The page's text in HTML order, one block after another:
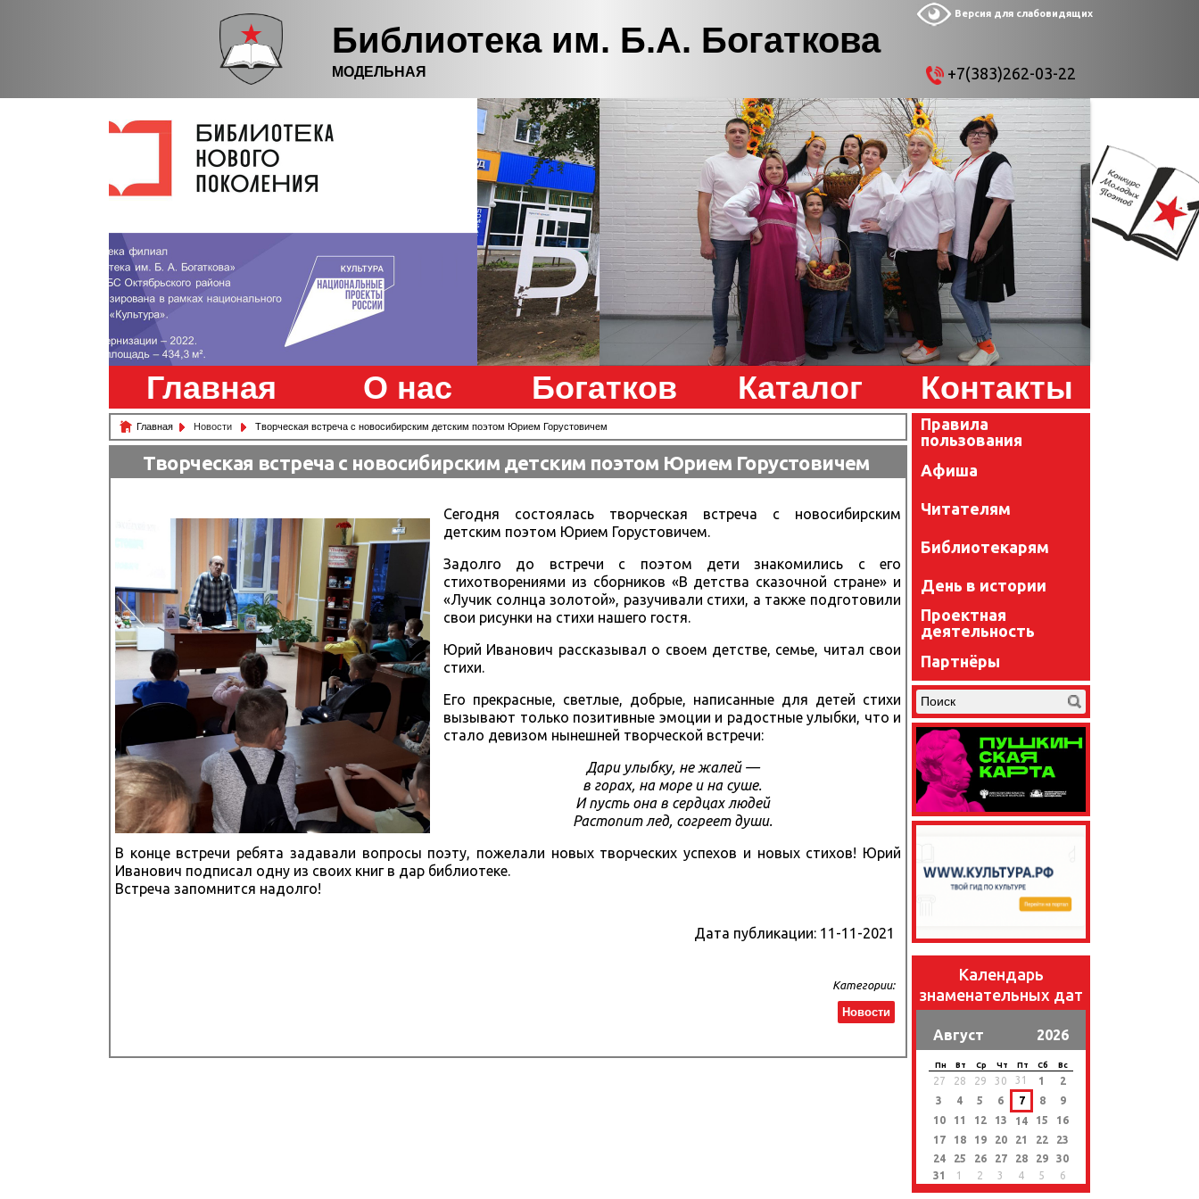
Библиотека им. Б.А. Богаткова
МОДЕЛЬНАЯ
Версия для слабовидящих
+7(383)262-03-22
Главная О нас Богатков Каталог Контакты
Главная Новости Творческая встреча с новосибирским детским поэтом Юрием Горустовичем
Творческая встреча с новосибирским детским поэтом Юрием Горустовичем
Сегодня состоялась творческая встреча с новосибирским
детским поэтом Юрием Горустовичем.
Задолго до встречи с поэтом дети знакомились с его
стихотворениями из сборников «В детства сказочной стране» и
«Лучик солнца золотой», разучивали стихи, а также подготовили
свои рисунки на стихи нашего гостя.
Юрий Иванович рассказывал о своем детстве, семье, читал свои
стихи.
Его прекрасные, светлые, добрые, написанные для детей стихи
вызывают только позитивные эмоции и радостные улыбки, что и
стало девизом нынешней творческой встречи:
Дари улыбку, не жалей —
в горах, на море и на суше.
И пусть она в сердцах людей
Растопит лед, согреет души.
В конце встречи ребята задавали вопросы поэту, пожелали новых творческих успехов и новых стихов! Юрий
Иванович подписал одну из своих книг в дар библиотеке.
Встреча запомнится надолго!
Дата публикации: 11-11-2021
Категории:
Новости
Правила
пользования
Афиша
Читателям
Библиотекарям
День в истории
Проектная
деятельность
Партнёры
Календарь
знаменательных дат
Август 2026
Пн Вт Ср Чт Пт Сб Вс
27 28 29 30 31 1
2
3
4 5 6 7 8
9
10
11 12 13 14 15
16
17
18 19 20 21 22
23
24
25 26 27 28 29
30
31
1 2 3 4 5 6